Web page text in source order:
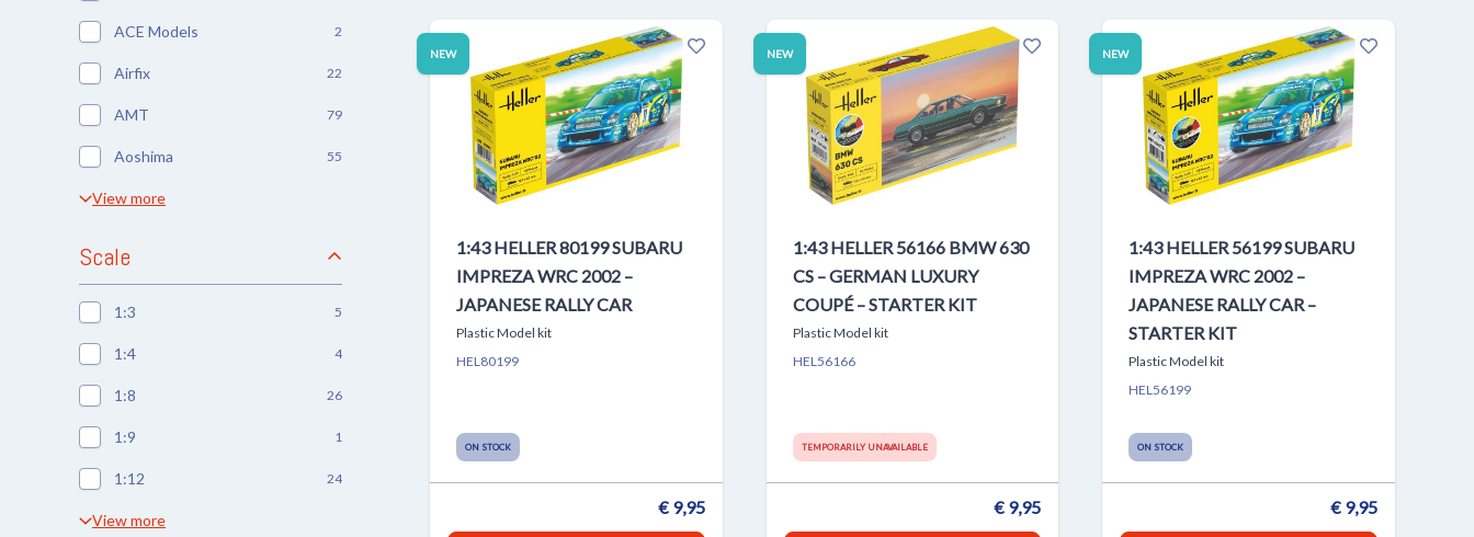
ACE Models 2
Airfix 22
AMT 79
Aoshima 55
View more
Scale
1:3 5
1:4 4
1:8 26
1:9 1
1:12 24
View more
NEW
1:43 HELLER 80199 SUBARU
IMPREZA WRC 2002 –
JAPANESE RALLY CAR
Plastic Model kit
HEL80199
ON STOCK
€ 9,95
NEW
1:43 HELLER 56166 BMW 630
CS – GERMAN LUXURY
COUPÉ – STARTER KIT
Plastic Model kit
HEL56166
TEMPORARILY UNAVAILABLE
€ 9,95
NEW
1:43 HELLER 56199 SUBARU
IMPREZA WRC 2002 –
JAPANESE RALLY CAR –
STARTER KIT
Plastic Model kit
HEL56199
ON STOCK
€ 9,95